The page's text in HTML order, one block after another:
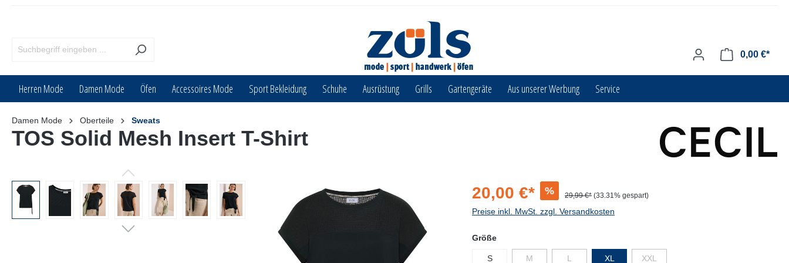
0,00 €*
Herren Mode Damen Mode Öfen Accessoires Mode Sport Bekleidung Schuhe Ausrüstung Grills Gartengeräte Aus unserer Werbung Service
Damen Mode Oberteile Sweats
TOS Solid Mesh Insert T-Shirt
20,00 €* % 29,99 €* (33.31% gespart)
Preise inkl. MwSt. zzgl. Versandkosten
Größe
S M L XL XXL